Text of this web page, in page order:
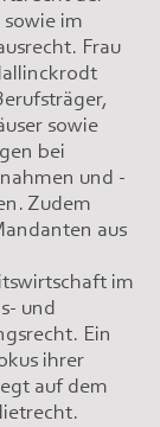
im
Frau
sowie
bei
und -
Zudem
aus
im
und
Ein
ihrer
auf dem